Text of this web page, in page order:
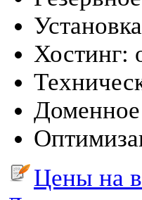
Хостинг:
Цены на